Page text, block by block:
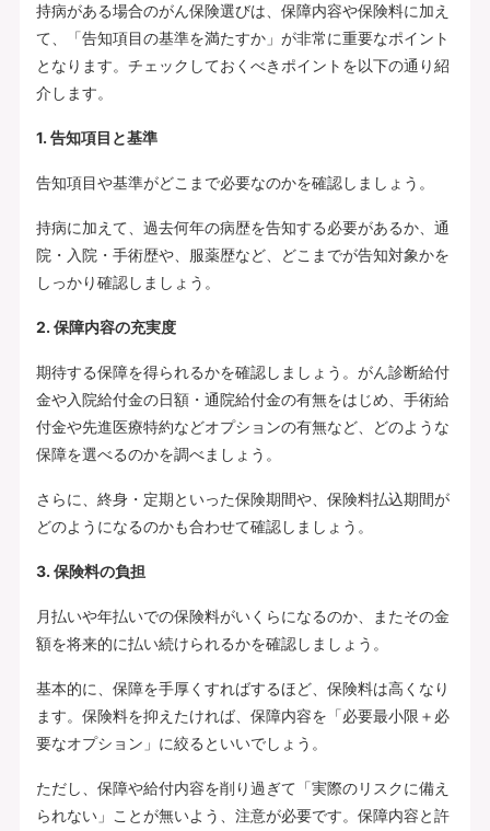
持病がある場合のがん保険選びは、保障内容や保険料に加え
て、「告知項目の基準を満たすか」が非常に重要なポイント
となります。チェックしておくべきポイントを以下の通り紹
介します。
1. 告知項目と基準
告知項目や基準がどこまで必要なのかを確認しましょう。
持病に加えて、過去何年の病歴を告知する必要があるか、通
院・入院・手術歴や、服薬歴など、どこまでが告知対象かを
しっかり確認しましょう。
2. 保障内容の充実度
期待する保障を得られるかを確認しましょう。がん診断給付
金や入院給付金の日額・通院給付金の有無をはじめ、手術給
付金や先進医療特約などオプションの有無など、どのような
保障を選べるのかを調べましょう。
さらに、終身・定期といった保険期間や、保険料払込期間が
どのようになるのかも合わせて確認しましょう。
3. 保険料の負担
月払いや年払いでの保険料がいくらになるのか、またその金
額を将来的に払い続けられるかを確認しましょう。
基本的に、保障を手厚くすればするほど、保険料は高くなり
ます。保険料を抑えたければ、保障内容を「必要最小限＋必
要なオプション」に絞るといいでしょう。
ただし、保障や給付内容を削り過ぎて「実際のリスクに備え
られない」ことが無いよう、注意が必要です。保障内容と許